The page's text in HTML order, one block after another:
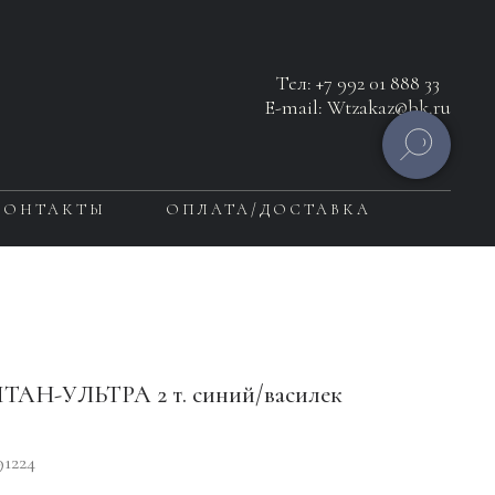
Тел: +7 992 01 888 33
E-mail: Wtzakaz@bk.ru
ОПЛАТА/ДОСТАВКА
УЛЬТРА 2 т. синий/василек